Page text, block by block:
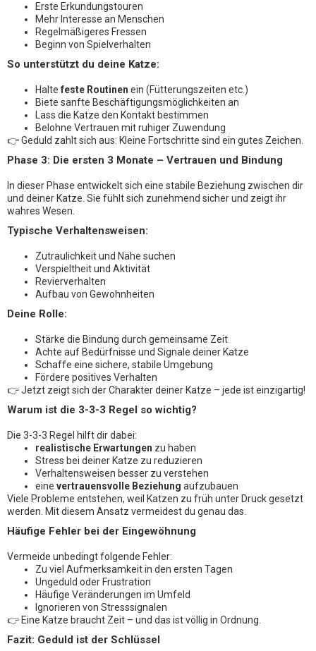
Erste Erkundungstouren
Mehr Interesse an Menschen
Regelmäßigeres Fressen
Beginn von Spielverhalten
So unterstützt du deine Katze:
Halte feste Routinen ein (Fütterungszeiten etc.)
Biete sanfte Beschäftigungsmöglichkeiten an
Lass die Katze den Kontakt bestimmen
Belohne Vertrauen mit ruhiger Zuwendung
👉 Geduld zahlt sich aus: Kleine Fortschritte sind ein gutes Zeichen.
Phase 3: Die ersten 3 Monate – Vertrauen und Bindung
In dieser Phase entwickelt sich eine stabile Beziehung zwischen dir
und deiner Katze. Sie fühlt sich zunehmend sicher und zeigt ihr
wahres Wesen.
Typische Verhaltensweisen:
Zutraulichkeit und Nähe suchen
Verspieltheit und Aktivität
Revierverhalten
Aufbau von Gewohnheiten
Deine Rolle:
Stärke die Bindung durch gemeinsame Zeit
Achte auf Bedürfnisse und Signale deiner Katze
Schaffe eine sichere, stabile Umgebung
Fördere positives Verhalten
👉 Jetzt zeigt sich der Charakter deiner Katze – jede ist einzigartig!
Warum ist die 3-3-3 Regel so wichtig?
Die 3-3-3 Regel hilft dir dabei:
realistische Erwartungen zu haben
Stress bei deiner Katze zu reduzieren
Verhaltensweisen besser zu verstehen
eine vertrauensvolle Beziehung aufzubauen
Viele Probleme entstehen, weil Katzen zu früh unter Druck gesetzt
werden. Mit diesem Ansatz vermeidest du genau das.
Häufige Fehler bei der Eingewöhnung
Vermeide unbedingt folgende Fehler:
Zu viel Aufmerksamkeit in den ersten Tagen
Ungeduld oder Frustration
Häufige Veränderungen im Umfeld
Ignorieren von Stresssignalen
👉 Eine Katze braucht Zeit – und das ist völlig in Ordnung.
Fazit: Geduld ist der Schlüssel